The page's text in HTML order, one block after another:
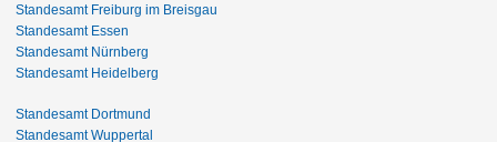
Standesamt Freiburg im Breisgau
Standesamt Essen
Standesamt Nürnberg
Standesamt Heidelberg
Standesamt Dortmund
Standesamt Wuppertal